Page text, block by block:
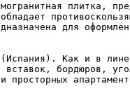
плитка,
для
(Испания). Как и в
бордюров,
просторных